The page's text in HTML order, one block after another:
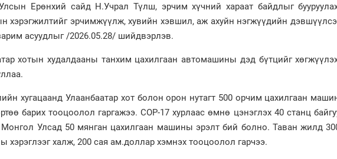
Ерөнхий сайд Н.Учрал Түлш, эрчим хүчний хараат байдлыг
хэрэгжилтийг эрчимжүүлж, хувийн хэвшил, аж ахуйн нэгжүүдийн
асуудлыг /2026.05.28/ шийдвэрлэв.
хотын худалдааны танхим цахилгаан автомашины дэд бүтцийг
хугацаанд Улаанбаатар хот болон орон нутагт 500 орчим цахилгаан
барих тооцоолол гаргажээ. COP-17 хурлаас өмнө цэнэглэх 40 станц
Монгол Улсад 50 мянган цахилгаан машины эрэлт бий болно. Таван жилд
хэрэглээг халж, 200 сая ам.доллар хэмнэх тооцоолол гарчээ.